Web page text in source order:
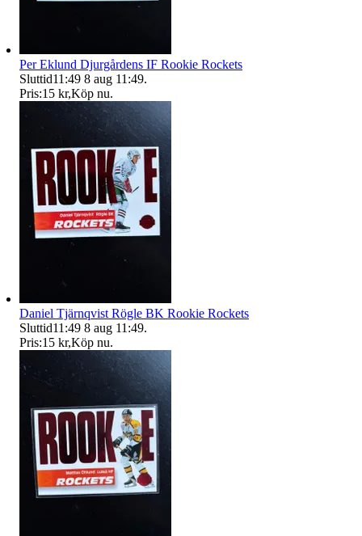
Per Eklund Djurgårdens IF Rookie Rockets
Sluttid11:49 8 aug 11:49.
Pris:15 kr,Köp nu.
Daniel Tjärnqvist Rögle BK Rookie Rockets
Sluttid11:49 8 aug 11:49.
Pris:15 kr,Köp nu.